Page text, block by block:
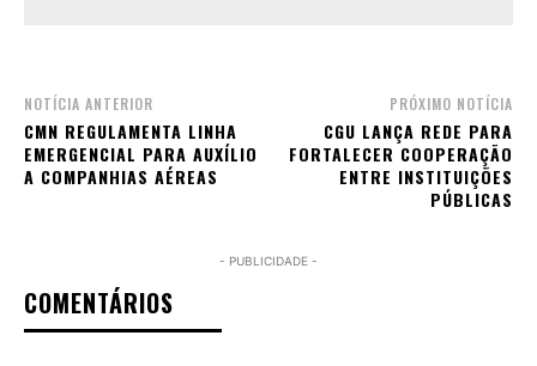
NOTÍCIA ANTERIOR
CMN REGULAMENTA LINHA
EMERGENCIAL PARA AUXÍLIO
A COMPANHIAS AÉREAS
PRÓXIMO NOTÍCIA
CGU LANÇA REDE PARA
FORTALECER COOPERAÇÃO
ENTRE INSTITUIÇÕES
PÚBLICAS
- PUBLICIDADE -
COMENTÁRIOS